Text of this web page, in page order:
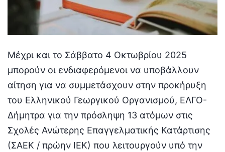
Μέχρι και το Σάββατο 4 Οκτωβρίου 2025
μπορούν οι ενδιαφερόμενοι να υποβάλλουν
αίτηση για να συμμετάσχουν στην προκήρυξη
του Ελληνικού Γεωργικού Οργανισμού, ΕΛΓΟ-
Δήμητρα για την πρόσληψη 13 ατόμων στις
Σχολές Ανώτερης Επαγγελματικής Κατάρτισης
(ΣΑΕΚ / πρώην ΙΕΚ) που λειτουργούν υπό την